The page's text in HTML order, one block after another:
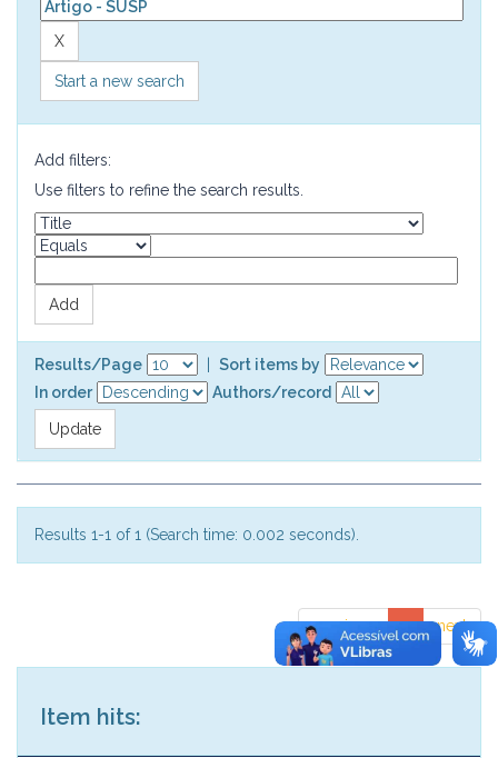
Start a new search
Add filters:
Use filters to refine the search results.
Results/Page
Sort items by
In order
Authors/record
Results 1-1 of 1 (Search time: 0.002 seconds).
previous 1 next
Item hits: